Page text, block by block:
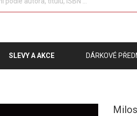
SLEVY A AKCE DÁRKOVÉ